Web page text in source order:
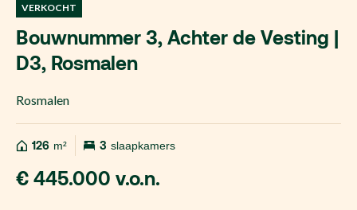
VERKOCHT
Bouwnummer 3, Achter de Vesting |
D3, Rosmalen
Rosmalen
126 m² 3 slaapkamers
€ 445.000 v.o.n.